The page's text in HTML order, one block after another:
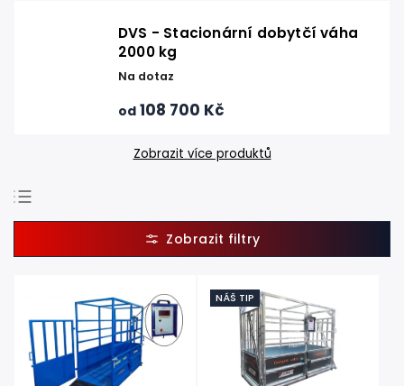
DVS - Stacionární dobytčí váha
2000 kg
Na dotaz
od 108 700 Kč
Zobrazit více produktů
Doporučujeme
Nejlevnější
Nejprodávanější
Abecedně
NÁŠ TIP